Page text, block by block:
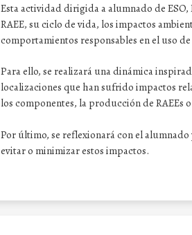
Esta actividad dirigida a alumnado de
RAEE, su ciclo de vida, los impactos
comportamientos responsables en el uso
Para ello, se realizará una dinámica
localizaciones que han sufrido impactos
los componentes, la producción de RAEEs
Por último, se reflexionará con el alumnado
evitar o minimizar estos impactos.